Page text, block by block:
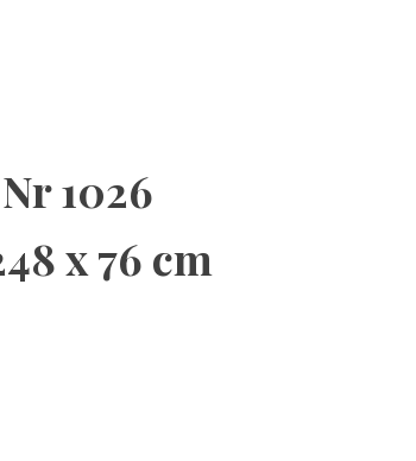
1026
x 76 cm